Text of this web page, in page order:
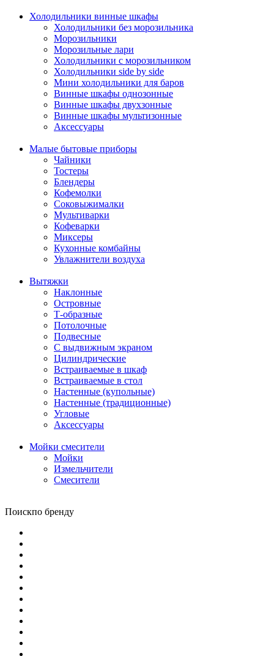
Холодильники винные шкафы
Холодильники без морозильника
Морозильники
Морозильные лари
Холодильники с морозильником
Холодильники side by side
Мини холодильники для баров
Винные шкафы однозонные
Винные шкафы двухзонные
Винные шкафы мультизонные
Аксессуары
Малые бытовые приборы
Чайники
Тостеры
Блендеры
Кофемолки
Соковыжималки
Мультиварки
Кофеварки
Миксеры
Кухонные комбайны
Увлажнители воздуха
Вытяжки
Наклонные
Островные
Т-образные
Потолочные
Подвесные
С выдвижным экраном
Цилиндрические
Встраиваемые в шкаф
Встраиваемые в стол
Настенные (купольные)
Настенные (традиционные)
Угловые
Аксессуары
Мойки смесители
Мойки
Измельчители
Смесители
Поискпо бренду